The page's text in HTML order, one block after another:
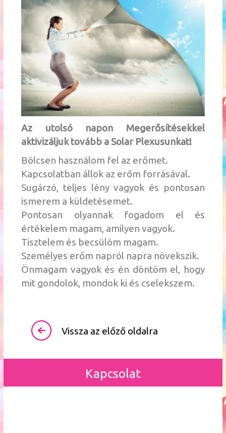
Az utolsó napon Megerősítésekkel
aktivizáljuk tovább a Solar Plexusunkat!
Bölcsen használom fel az erőmet.
Kapcsolatban állok az erőm forrásával.
Sugárzó, teljes lény vagyok és pontosan
ismerem a küldetésemet.
Pontosan olyannak fogadom el és
értékelem magam, amilyen vagyok.
Tisztelem és becsülöm magam.
Személyes erőm napról napra növekszik.
Önmagam vagyok és én döntöm el, hogy
mit gondolok, mondok ki és cselekszem.
Vissza az előző oldalra
Kapcsolat